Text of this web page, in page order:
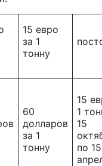
15 евро
за 1
тонну
60
долларов
за 1
тонну
15
1
15
по 15